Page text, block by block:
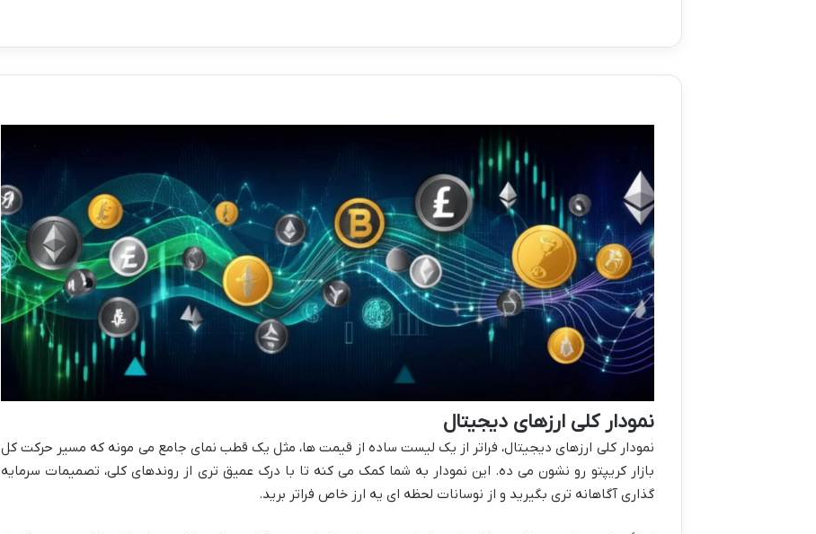
نمودار کلی ارزهای دیجیتال
نمودار کلی ارزهای دیجیتال، فراتر از یک لیست ساده از قیمت ها، مثل یک قطب نمای جامع می مونه که مسیر حرکت کل
بازار کریپتو رو نشون می ده. این نمودار به شما کمک می کنه تا با درک عمیق تری از روندهای کلی، تصمیمات سرمایه
گذاری آگاهانه تری بگیرید و از نوسانات لحظه ای یه ارز خاص فراتر برید.